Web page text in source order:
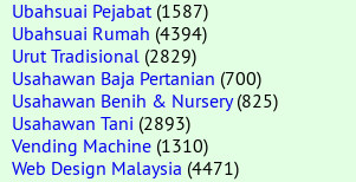
Ubahsuai Pejabat (1587)
Ubahsuai Rumah (4394)
Urut Tradisional (2829)
Usahawan Baja Pertanian (700)
Usahawan Benih & Nursery(825)
Usahawan Tani (2893)
Vending Machine (1310)
Web Design Malaysia (4471)